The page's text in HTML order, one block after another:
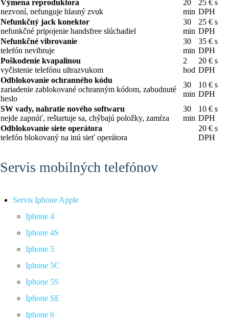
Výmena reproduktora
nezvoní, nefunguje hlasný zvuk
20
min
25 € s
DPH
Nefunkčný jack konektor
nefunkčné pripojenie handsfree slúchadiel
30
min
25 € s
DPH
Nefunkčné vibrovanie
telefón nevibruje
30
min
35 € s
DPH
Poškodenie kvapalinou
vyčistenie telefónu ultrazvukom
2
hod
20 € s
DPH
Odblokovanie ochranného kódu
zariadenie zablokované ochranným kódom, zabudnuté
heslo
30
min
10 € s
DPH
SW vady, nahratie nového softwaru
nejde zapnúť, reštartuje sa, chýbajú položky, zamŕza
30
min
10 € s
DPH
Odblokovanie siete operátora
telefón blokovaný na inú sieť operátora
20 € s
DPH
Servis mobilných telefónov
Servis Iphone Apple
Iphone 4
Iphone 4S
Iphone 5
Iphone 5C
Iphone 5S
Iphone SE
Iphone 6